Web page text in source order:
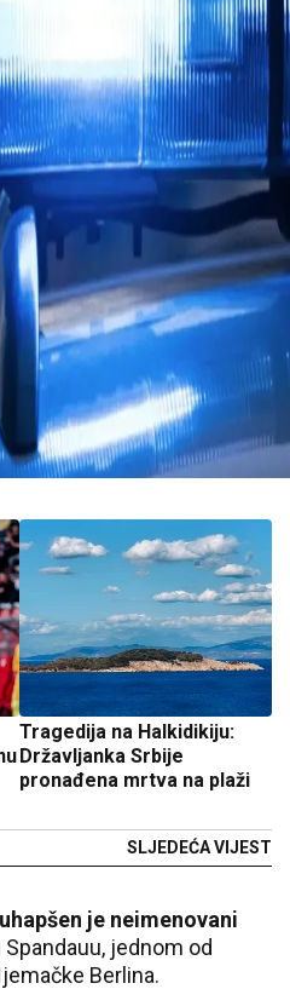
Tragedija na Halkidikiju:
Državljanka Srbije
pronađena mrtva na plaži
SLJEDEĆA VIJEST
uhapšen je neimenovani
Spandauu, jednom od
Berlina.